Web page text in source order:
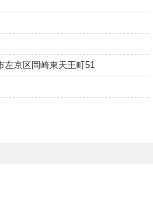
左京区岡崎東天王町51